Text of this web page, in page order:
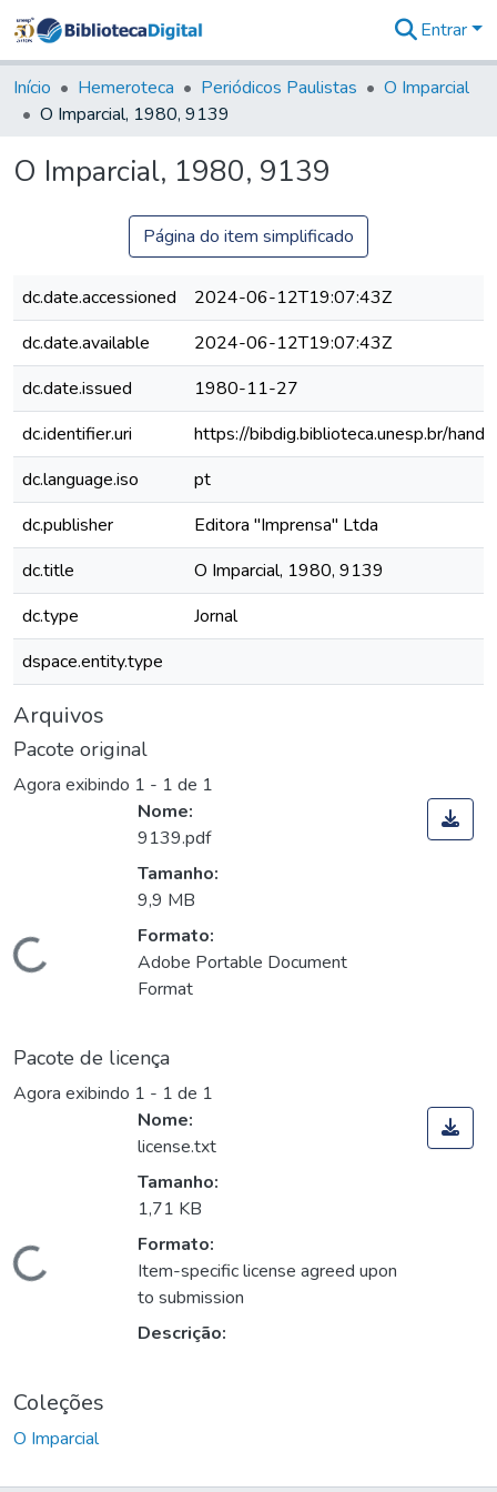
&
Coleções
Tudo na
Digital
Entrar
Início Hemeroteca Periódicos Paulistas
O Imparcial
O Imparcial, 1980, 9139
O Imparcial, 1980, 9139
Página do item simplificado
dc.date.accessioned
2024-06-12T19:07:43Z
dc.date.available
2024-06-12T19:07:43Z
dc.date.issued
1980-11-27
dc.identifier.uri
https://bibdig.biblioteca.unesp.br/
dc.language.iso
pt
dc.publisher
Editora "Imprensa" Ltda
dc.title
O Imparcial, 1980, 9139
dc.type
Jornal
dspace.entity.type
Arquivos
Pacote original
Agora exibindo 1 - 1 de 1
Carregando...
Nome:
9139.pdf
Tamanho:
9,9 MB
Formato:
Adobe Portable Document
Format
Pacote de licença
Agora exibindo 1 - 1 de 1
Carregando...
Nome:
license.txt
Tamanho:
1,71 KB
Formato:
Item-specific license agreed upon
to submission
Descrição:
Coleções
O Imparcial